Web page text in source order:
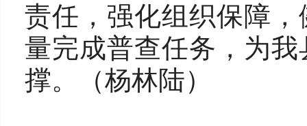
责任，强化组织保障
量完成普查任务，为
撑。（杨林陆）